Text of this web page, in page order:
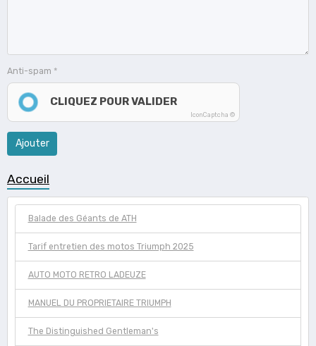
Anti-spam
CLIQUEZ POUR VALIDER
IconCaptcha ©
Ajouter
Accueil
Balade des Géants de ATH
Tarif entretien des motos Triumph 2025
AUTO MOTO RETRO LADEUZE
MANUEL DU PROPRIETAIRE TRIUMPH
The Distinguished Gentleman's